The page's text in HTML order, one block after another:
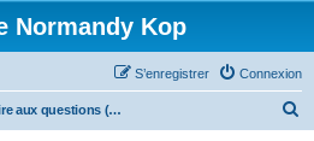
Normandy Kop
Connexion
S’enregistrer
Foire aux questions (Questions posées fréquemment)